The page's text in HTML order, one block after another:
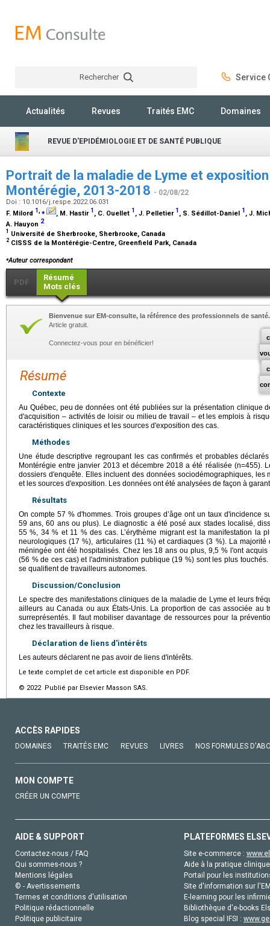
Rechercher Service
Actualités Revues Traités EMC Domaines
REVUE D'EPIDÉMIOLOGIE ET DE SANTÉ PUBLIQUE
Portrait de la maladie de Lyme et
Montérégie, 2013-2018 - 02/08/22
Doi : 10.1016/j.respe.2022.06.031
F. Milord 1,⁎ , M. Hastir 1 , C. Ouellet 1 , J. Pelletier 1 , S. Sédillot-Daniel 1 , J.
A. Hauyon 2
1 Université de Sherbrooke, Sherbrooke, Canada
2 CISSS de la Montérégie-Centre, Greenfield Park, Canada
⁎Auteur correspondant
PDF
Résumé
Mots clés
Bienvenue sur EM-consulte, la référence des professionnels de santé.
Article gratuit.
Connectez-vous pour en bénéficier!
Résumé
Contexte
Au Québec, peu de données ont été publiées sur la présentation clinique
d'acquisition – activités de loisir ou milieu de travail – et les emplois à
caractéristiques cliniques et les sources d'exposition des cas.
Méthodes
Une étude descriptive regroupant les cas confirmés et probables
Montérégie entre janvier 2013 et décembre 2018 a été réalisée (n=455).
dossiers d'enquête. Elles incluent des données sociodémographiques, les
et les sources d'exposition. Les données ont été analysées de façon à
Résultats
On compte 57 % d'hommes. Trois groupes d’âge ont un taux d'incidence
59 ans, 60 ans ou plus). Le diagnostic a été posé aux stades localisé,
55 %, 34 % et 11 % des cas. L’érythème migrant est la manifestation la
neurologiques (17 %), articulaires (11 %) et cardiaques (3 %). La
méningée ont été hospitalisés. Chez les 18 ans ou plus, 9,5 % l'ont
(56 % de ces cas) et l'administration publique (19 %) sont les plus
se qualifient de travailleurs autonomes.
Discussion/Conclusion
Le spectre des manifestations cliniques de la maladie de Lyme et leurs
ailleurs au Canada ou aux États-Unis. La proportion de cas associée au
surreprésentés. Il faut mobiliser davantage de ressources pour la
chez les travailleurs à risque.
Déclaration de liens d'intérêts
Les auteurs déclarent ne pas avoir de liens d'intérêts.
Le texte complet de cet article est disponible en PDF.
© 2022 Publié par Elsevier Masson SAS.
ACCÈS RAPIDES
DOMAINES TRAITÉS EMC REVUES LIVRES NOS FORMULES
MON COMPTE
CRÉER UN COMPTE
AIDE & SUPPORT
Contactez-nous / FAQ
Qui sommes-nous ?
Mentions légales
© - Avertissements
Termes et conditions d'utilisation
Politique rédactionnelle
Politique publicitaire
PLATEFORMES
Site e-commerce :
Aide à la pratique
Portail pour les
Site d'information sur
E-learning pour les
Bibliothèque d'e-books
Blog special IFSI :